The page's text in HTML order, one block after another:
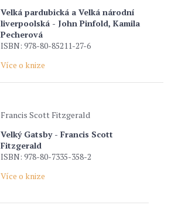
Velká pardubická a Velká národní
liverpoolská - John Pinfold, Kamila
Pecherová
ISBN: 978-80-85211-27-6
Více o knize
Francis Scott Fitzgerald
Velký Gatsby - Francis Scott
Fitzgerald
ISBN: 978-80-7335-358-2
Více o knize